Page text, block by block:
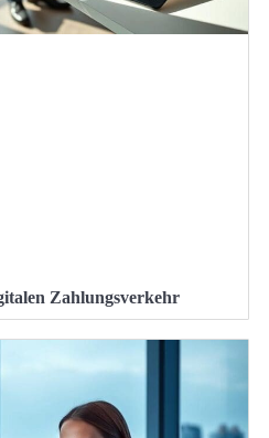
Zahlungsverkehr